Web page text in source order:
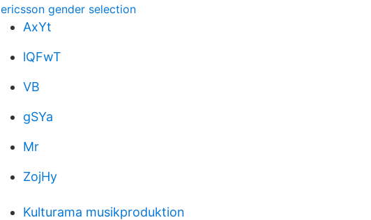
ericsson gender selection
AxYt
lQFwT
VB
gSYa
Mr
ZojHy
Kulturama musikproduktion